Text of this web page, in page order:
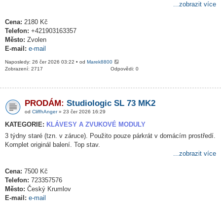
...zobrazit více
Cena: 2180 Kč
Telefon: +421903163357
Město: Zvolen
E-mail: e-mail
Naposledy: 26 čer 2026 03:22 • od Marek8800
Odpovědi: 0
Zobrazení: 2717
PRODÁM: Studiologic SL 73 MK2
od CliffhAnger» 23 čer 2026 16:29
KATEGORIE: KLÁVESY A ZVUKOVÉ MODULY
3 týdny staré (tzn. v záruce). Použito pouze párkrát v domácím prostředí.
Komplet originál balení. Top stav.
...zobrazit více
Cena: 7500 Kč
Telefon: 723357576
Město: Český Krumlov
E-mail: e-mail